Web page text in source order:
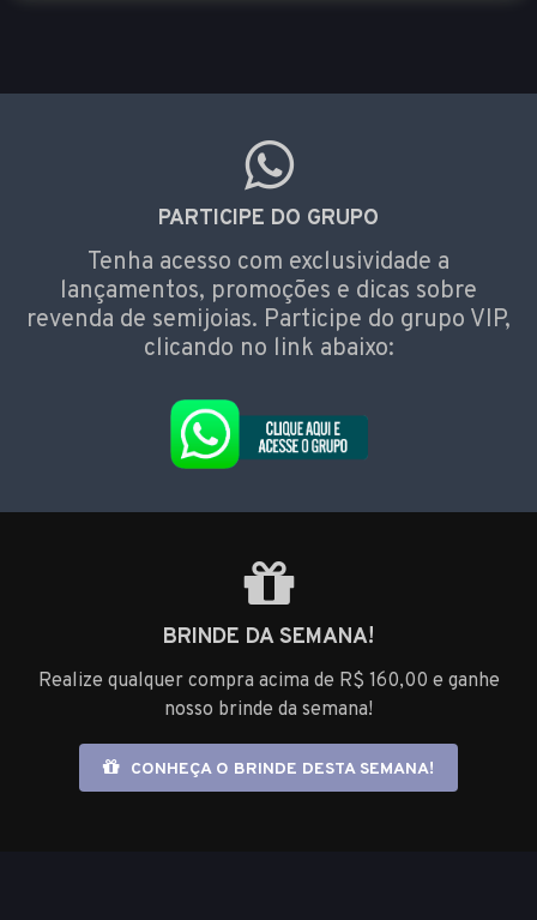
PARTICIPE DO GRUPO
Tenha acesso com exclusividade a
lançamentos, promoções e dicas sobre
revenda de semijoias. Participe do grupo VIP,
clicando no link abaixo:
BRINDE DA SEMANA!
Realize qualquer compra acima de R$ 160,00 e ganhe
nosso brinde da semana!
CONHEÇA O BRINDE DESTA SEMANA!